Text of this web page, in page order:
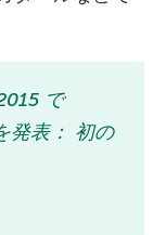
で
発表： 初の